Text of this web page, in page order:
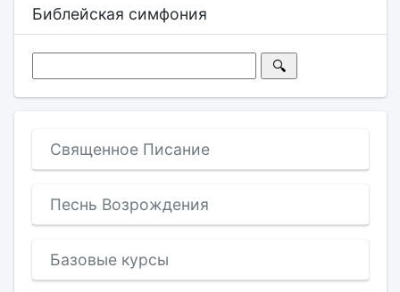
Библейская симфония
Священное Писание
Песнь Возрождения
Базовые курсы